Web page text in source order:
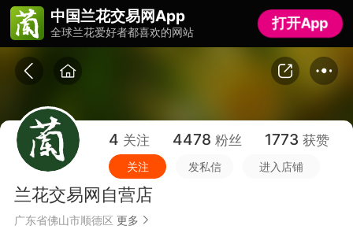
中国兰花交易网App
全球兰花爱好者都喜欢的网站 打开App
中国兰花交易网App
全球兰花爱好者都喜欢的网站 打开App
4 关注 4478 粉丝 1773 获赞
关注 发私信 进入店铺
兰花交易网自营店
广东省佛山市顺德区 更多